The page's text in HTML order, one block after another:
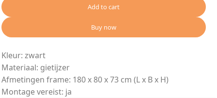
Add to cart
Buy now
Kleur: zwart
Materiaal: gietijzer
Afmetingen frame: 180 x 80 x 73 cm (L x B x H)
Montage vereist: ja